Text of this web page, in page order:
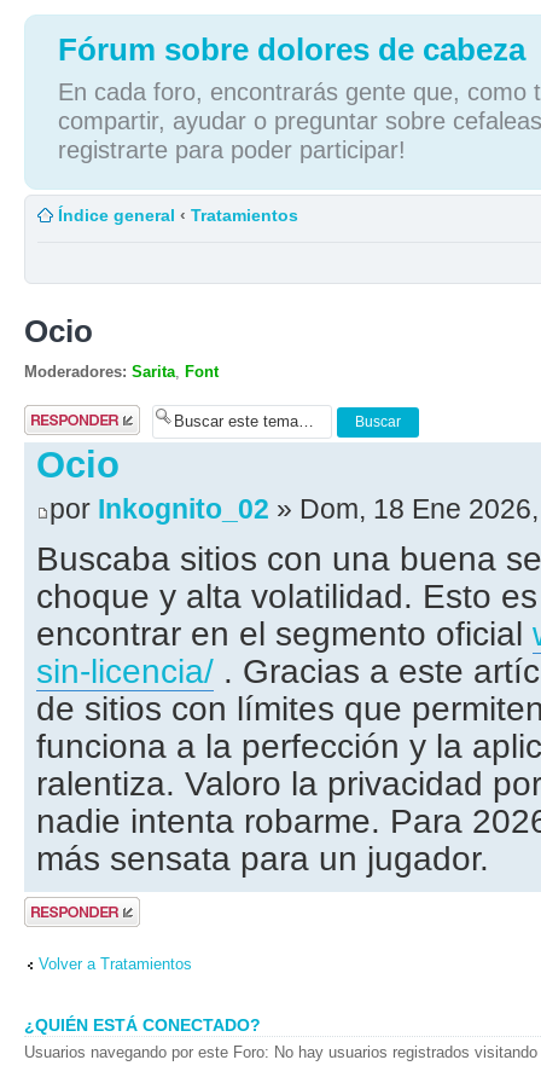
Fórum sobre dolores de cabeza
En cada foro, encontrarás gente que, como
compartir, ayudar o preguntar sobre
registrarte para poder participar!
Índice general ‹ Tratamientos
Ocio
Moderadores: Sarita Font
Publicar una
respuesta
Ocio
por Inkognito_02 » Dom, 18 Ene
Buscaba sitios con una buena
choque y alta volatilidad. Esto
encontrar en el segmento oficial
sin-licencia/ . Gracias a este
de sitios con límites que
funciona a la perfección y la
ralentiza. Valoro la privacidad
nadie intenta robarme. Para
más sensata para un jugador.
Publicar una
respuesta
Volver a Tratamientos
¿QUIÉN ESTÁ CONECTADO?
Usuarios navegando por este Foro: No hay usuarios registrados